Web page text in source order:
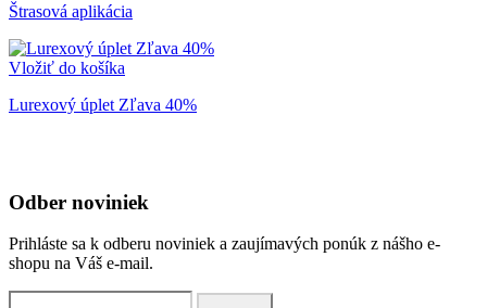
Štrasová aplikácia
Vložiť do košíka
Lurexový úplet Zľava 40%
Odber noviniek
Prihláste sa k odberu noviniek a zaujímavých ponúk z nášho e-
shopu na Váš e-mail.